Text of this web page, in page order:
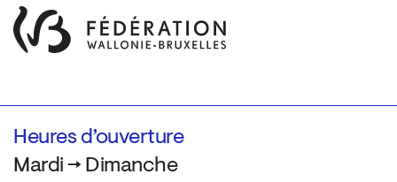
Heures d’ouverture
Mardi → Dimanche